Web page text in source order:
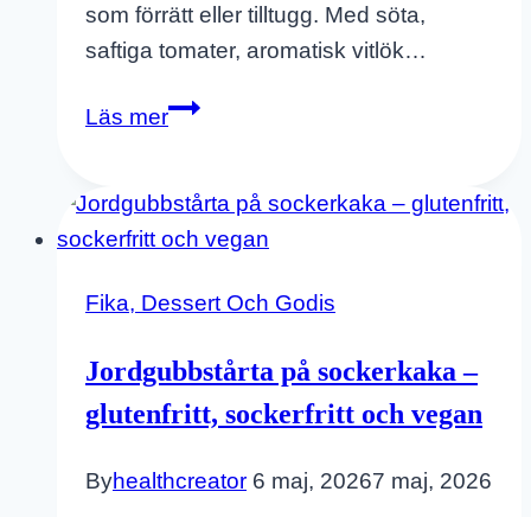
som förrätt eller tilltugg. Med söta,
saftiga tomater, aromatisk vitlök…
Läs merVegansk
Glutenfri
Ciabatta
Fika, Dessert Och Godis
Jordgubbstårta på sockerkaka –
glutenfritt, sockerfritt och vegan
Byhealthcreator 6 maj, 20267 maj, 2026